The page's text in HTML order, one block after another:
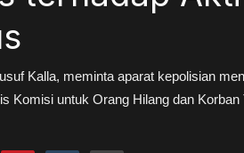
Kalla, meminta aparat kepolisian
Komisi untuk Orang Hilang dan Korban